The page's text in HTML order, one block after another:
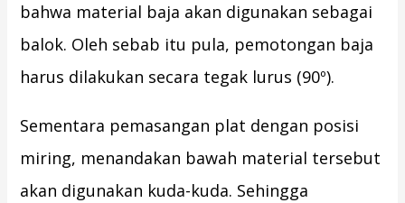
bahwa material baja akan digunakan sebagai
balok. Oleh sebab itu pula, pemotongan baja
harus dilakukan secara tegak lurus (90º).
Sementara pemasangan plat dengan posisi
miring, menandakan bawah material tersebut
akan digunakan kuda-kuda. Sehingga